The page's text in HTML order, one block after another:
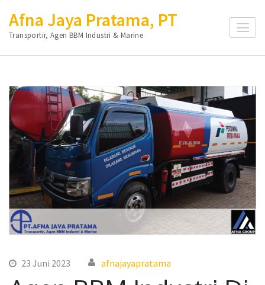
ke
konten
(Tekan
Afna Jaya Pratama, PT
Transportir, Agen BBM Industri & Marine
23 Juni 2023 afnajayapratama